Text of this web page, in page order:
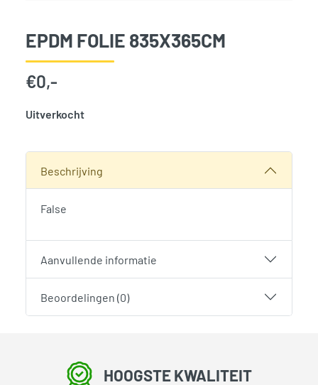
EPDM FOLIE 835X365CM
€0,-
Uitverkocht
Beschrijving
False
Aanvullende informatie
Beoordelingen (0)
HOOGSTE KWALITEIT